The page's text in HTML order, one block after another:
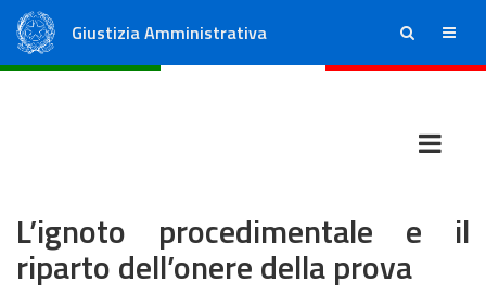
Giustizia Amministrativa ricerca menu
L’ignoto procedimentale e il
riparto dell’onere della prova